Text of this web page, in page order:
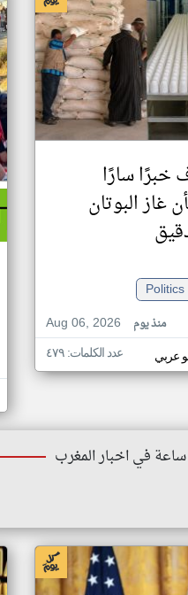
سارًا
غاز البوتان
Politics
Aug 06, 2026
منذ يوم
عربي عدد الكلمات: ٤٧٩
في اخبار المغرب